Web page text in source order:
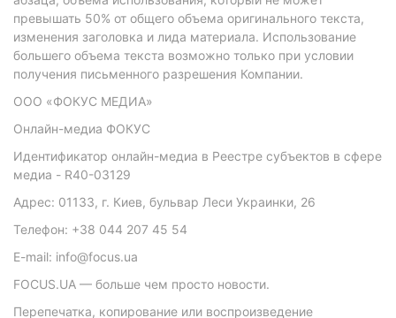
превышать 50% от общего объема оригинального текста,
изменения заголовка и лида материала. Использование
большего объема текста возможно только при условии
получения письменного разрешения Компании.
ООО «ФОКУС МЕДИА»
Онлайн-медиа ФОКУС
Идентификатор онлайн-медиа в Реестре субъектов в сфере
медиа - R40-03129
Адрес: 01133, г. Киев, бульвар Леси Украинки, 26
Телефон: +38 044 207 45 54
E-mail: info@focus.ua
FOCUS.UA — больше чем просто новости.
Перепечатка, копирование или воспроизведение